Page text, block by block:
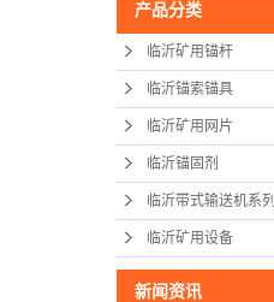
产品分类
临沂矿用锚杆
临沂锚索锚具
临沂矿用网片
临沂锚固剂
临沂带式输送机系列
临沂矿用设备
新闻资讯